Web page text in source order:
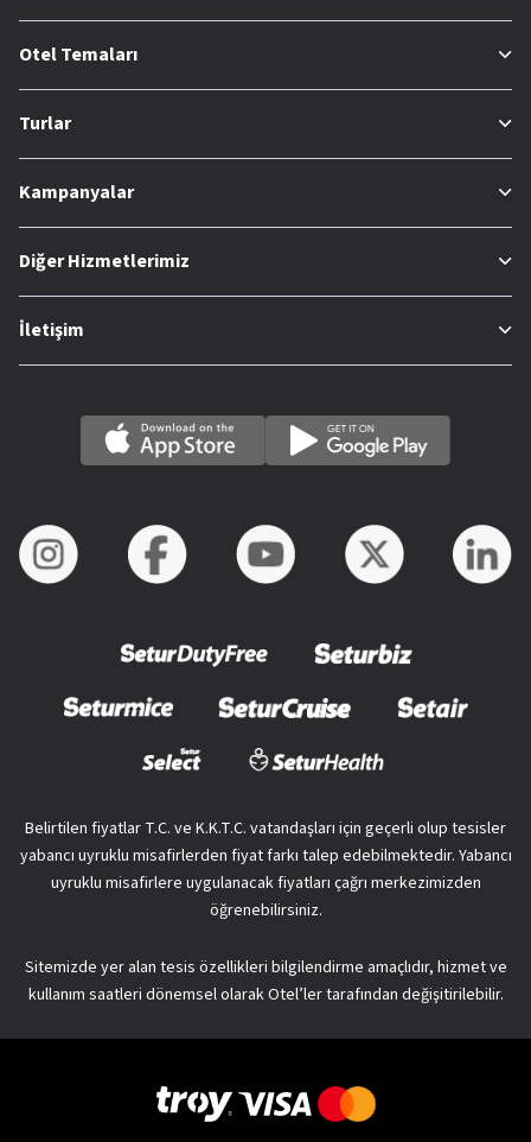
Otel Temaları
Turlar
Kampanyalar
Diğer Hizmetlerimiz
İletişim
Belirtilen fiyatlar T.C. ve K.K.T.C. vatandaşları için geçerli olup tesisler
yabancı uyruklu misafirlerden fiyat farkı talep edebilmektedir. Yabancı
uyruklu misafirlere uygulanacak fiyatları çağrı merkezimizden
öğrenebilirsiniz.
Sitemizde yer alan tesis özellikleri bilgilendirme amaçlıdır, hizmet ve
kullanım saatleri dönemsel olarak Otel’ler tarafından değişitirilebilir.